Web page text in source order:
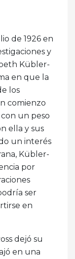
de 1926 en
y
Kübler-
en que la
los
comienzo
un peso
ella y sus
un interés
Kübler-
por
ser
en
dejó su
en una